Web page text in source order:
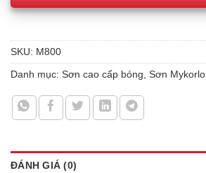
SKU: M800
Danh mục: Sơn cao cấp bóng, Sơn
ĐÁNH GIÁ (0)